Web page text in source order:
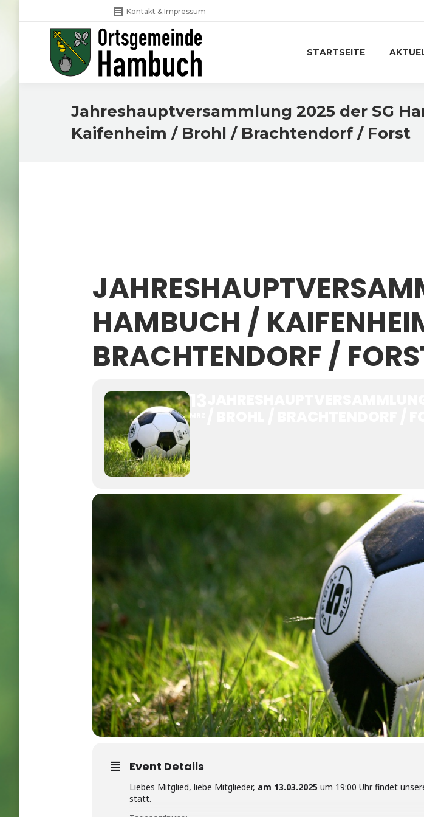
Kontakt & Impressum
STARTSEITE
Jahreshauptversammlung 2025 der SG
Kaifenheim / Brohl / Brachtendorf / Forst
HAMBUCH /
BRACHTENDORF /
Event Details
Liebes Mitglied, liebe Mitglieder, am 13.03.2025 um 19:00 Uhr findet
statt.